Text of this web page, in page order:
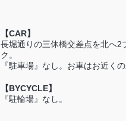
【CAR】
長堀通りの三休橋交差点を北へ2
ク。
『駐車場』なし。お車はお近く
【BYCYCLE】
『駐輪場』なし。